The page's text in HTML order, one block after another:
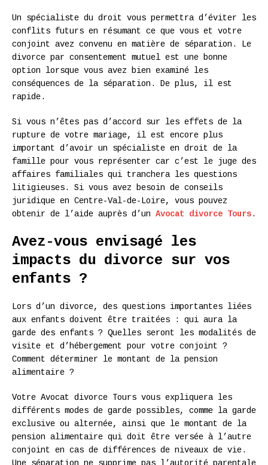
Un spécialiste du droit vous permettra d’éviter les
conflits futurs en résumant ce que vous et votre
conjoint avez convenu en matière de séparation. Le
divorce par consentement mutuel est une bonne
option lorsque vous avez bien examiné les
conséquences de la séparation. De plus, il est
rapide.
Si vous n’êtes pas d’accord sur les effets de la
rupture de votre mariage, il est encore plus
important d’avoir un spécialiste en droit de la
famille pour vous représenter car c’est le juge des
affaires familiales qui tranchera les questions
litigieuses. Si vous avez besoin de conseils
juridique en Centre-Val-de-Loire, vous pouvez
obtenir de l’aide auprès d’un Avocat divorce Tours.
Avez-vous envisagé les
impacts du divorce sur vos
enfants ?
Lors d’un divorce, des questions importantes liées
aux enfants doivent être traitées : qui aura la
garde des enfants ? Quelles seront les modalités de
visite et d’hébergement pour votre conjoint ?
Comment déterminer le montant de la pension
alimentaire ?
Votre Avocat divorce Tours vous expliquera les
différents modes de garde possibles, comme la garde
exclusive ou alternée, ainsi que le montant de la
pension alimentaire qui doit être versée à l’autre
conjoint en cas de différences de niveaux de vie.
Une séparation ne supprime pas l’autorité parentale